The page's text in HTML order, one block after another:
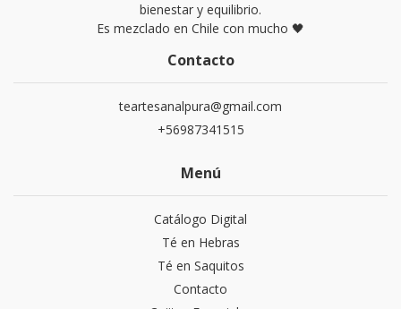
bienestar y equilibrio.
Es mezclado en Chile con mucho 🖤
Contacto
teartesanalpura@gmail.com
+56987341515
Menú
Catálogo Digital
Té en Hebras
Té en Saquitos
Contacto